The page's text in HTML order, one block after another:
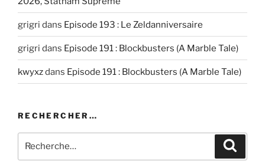
grigri dans Episode 193 : Le Zeldanniversaire
grigri dans Episode 191 : Blockbusters (A Marble Tale)
kwyxzdans Episode 191 : Blockbusters (A Marble Tale)
RECHERCHER…
pour